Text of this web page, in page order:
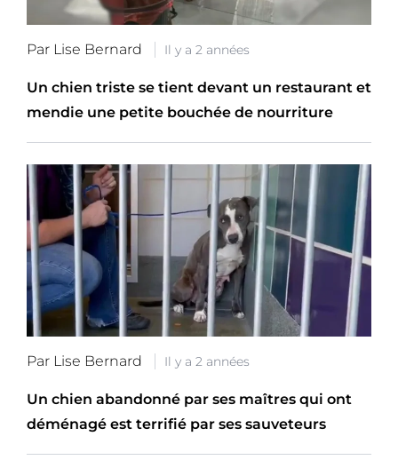
Par Lise Bernard Il y a 2 années
Un chien triste se tient devant un restaurant et
mendie une petite bouchée de nourriture
Par Lise Bernard Il y a 2 années
Un chien abandonné par ses maîtres qui ont
déménagé est terrifié par ses sauveteurs